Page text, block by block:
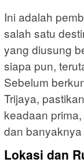
Ini adalah
salah satu
yang diusung
siapa pun,
Sebelum
Trijaya,
keadaan
dan
Lokasi dan